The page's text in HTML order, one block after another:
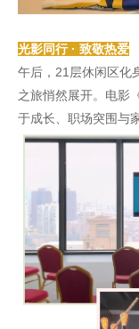
光影同行 · 致敬热爱
午后，21层休闲区化
之旅悄然展开。电影
于成长、职场突围与